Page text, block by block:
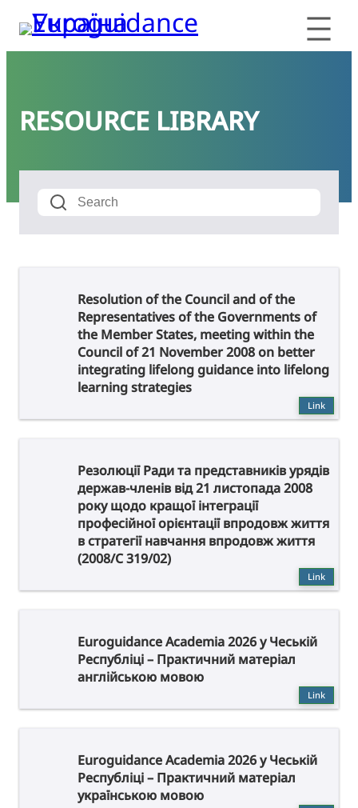
RESOURCE LIBRARY
Resolution of the Council and of the
Representatives of the Governments of
the Member States, meeting within the
Council of 21 November 2008 on better
integrating lifelong guidance into lifelong
learning strategies
Link
Резолюції Ради та представників урядів
держав-членів від 21 листопада 2008
року щодо кращої інтеграції
професійної орієнтації впродовж життя
в стратегії навчання впродовж життя
(2008/C 319/02)
Link
Euroguidance Academia 2026 у Чеській
Республіці – Практичний матеріал
англійською мовою
Link
Euroguidance Academia 2026 у Чеській
Республіці – Практичний матеріал
українською мовою